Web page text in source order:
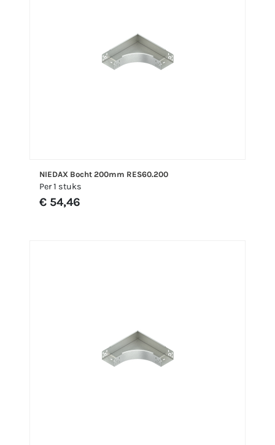
NIEDAX Bocht 200mm RES60.200
Per 1 stuks
€ 54,46